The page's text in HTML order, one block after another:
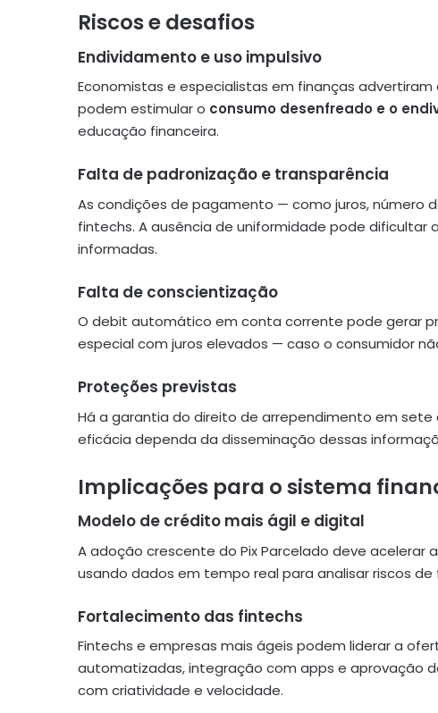
Riscos e desafios
Endividamento e uso impulsivo
Economistas e especialistas em finanças
podem estimular o consumo desenfreado e o
educação financeira.
Falta de padronização e transparência
As condições de pagamento — como juros, número
fintechs. A ausência de uniformidade pode dificultar
informadas.
Falta de conscientização
O debit automático em conta corrente pode gerar
especial com juros elevados — caso o consumidor
Proteções previstas
Há a garantia do direito de arrependimento em
eficácia dependa da disseminação dessas
Implicações para o sistema
Modelo de crédito mais ágil e digital
A adoção crescente do Pix Parcelado deve acelerar a
usando dados em tempo real para analisar riscos
Fortalecimento das fintechs
Fintechs e empresas mais ágeis podem liderar a
automatizadas, integração com apps e aprovação
com criatividade e velocidade.